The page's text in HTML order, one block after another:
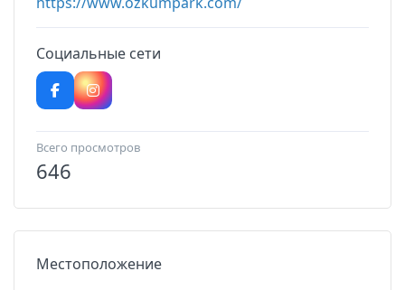
Социальные сети
Всего просмотров
646
Местоположение